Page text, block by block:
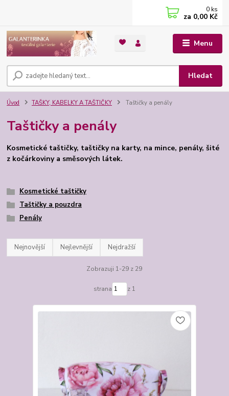
Menu
Hledat
0 ks
za 0,00 Kč
Úvod TAŠKY, KABELKY A TAŠTIČKY Taštičky a penály
Taštičky a penály
Kosmetické taštičky, taštičky na karty, na mince, penály, šité
z kočárkoviny a směsových látek.
Kosmetické taštičky
Taštičky a pouzdra
Penály
Nejnovější Nejlevnější Nejdražší
Zobrazuji 1-29 z 29
strana z 1